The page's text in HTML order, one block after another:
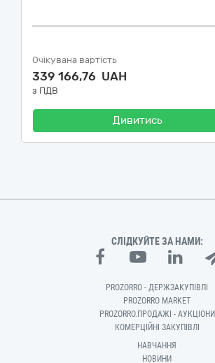
Очікувана вартість
339 166,76 UAH
з ПДВ
Дивитись
СЛІДКУЙТЕ ЗА НАМИ:
PROZORRO - ДЕРЖЗАКУПІВЛІ
PROZORRO MARKET
PROZORRO.ПРОДАЖІ - АУКЦІОНИ
КОМЕРЦІЙНІ ЗАКУПІВЛІ
НАВЧАННЯ
НОВИНИ